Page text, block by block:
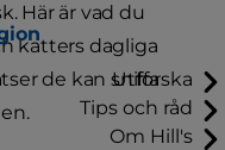
Utforska
Tips och råd
Om Hill's
Här är vad du
katters dagliga
de kan sniffa